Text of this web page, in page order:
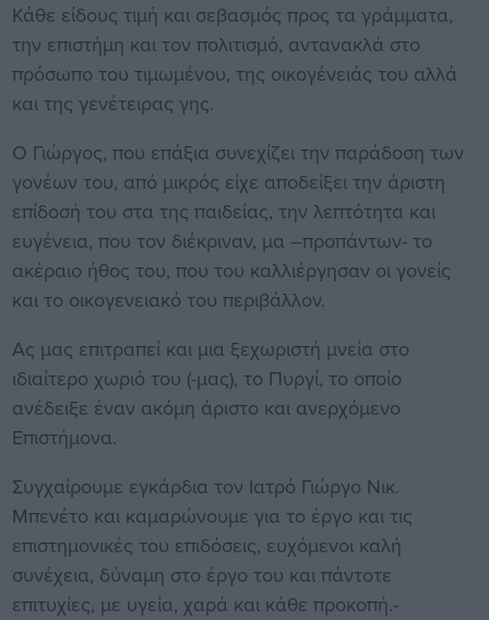
Κάθε είδους τιμή και σεβασμός προς τα γράμματα,
την επιστήμη και τον πολιτισμό, αντανακλά στο
πρόσωπο του τιμωμένου, της οικογένειάς του αλλά
και της γενέτειρας γης.
Ο Γιώργος, που επάξια συνεχίζει την παράδοση των
γονέων του, από μικρός είχε αποδείξει την άριστη
επίδοσή του στα της παιδείας, την λεπτότητα και
ευγένεια, που τον διέκριναν, μα –προπάντων- το
ακέραιο ήθος του, που του καλλιέργησαν οι γονείς
και το οικογενειακό του περιβάλλον.
Ας μας επιτραπεί και μια ξεχωριστή μνεία στο
ιδιαίτερο χωριό του (-μας), το Πυργί, το οποίο
ανέδειξε έναν ακόμη άριστο και ανερχόμενο
Επιστήμονα.
Συγχαίρουμε εγκάρδια τον Ιατρό Γιώργο Νικ.
Μπενέτο και καμαρώνουμε για το έργο και τις
επιστημονικές του επιδόσεις, ευχόμενοι καλή
συνέχεια, δύναμη στο έργο του και πάντοτε
επιτυχίες, με υγεία, χαρά και κάθε προκοπή.-